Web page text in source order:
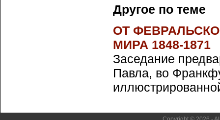
Другое по теме
ОТ
МИРА 1848-1871
Заседание
Павла, во